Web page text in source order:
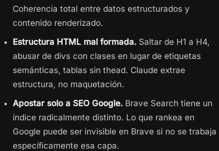
Coherencia total entre datos estructurados y
contenido renderizado.
Estructura HTML mal formada. Saltar de H1 a H4,
abusar de divs con clases en lugar de etiquetas
semánticas, tablas sin thead. Claude extrae
estructura, no maquetación.
Apostar solo a SEO Google. Brave Search tiene un
índice radicalmente distinto. Lo que rankea en
Google puede ser invisible en Brave si no se trabaja
específicamente esa capa.